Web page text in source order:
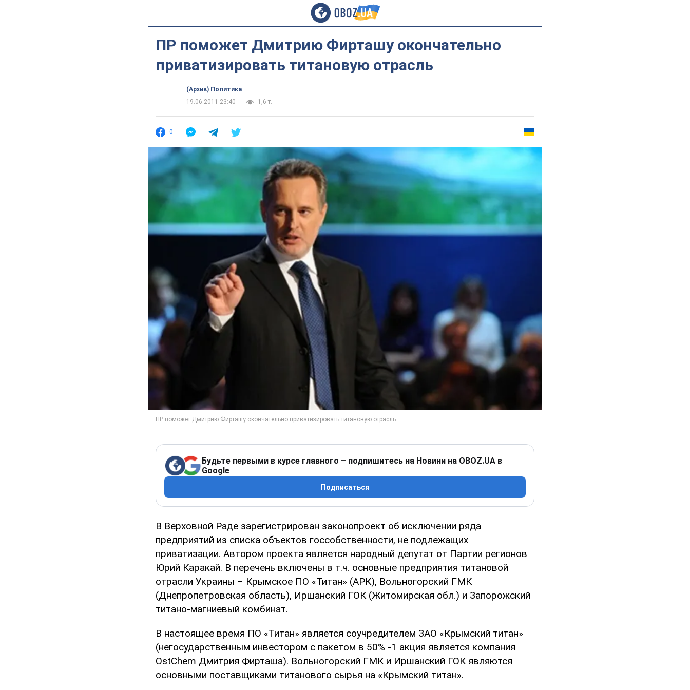
ПР поможет Дмитрию Фирташу окончательно
приватизировать титановую отрасль
(Архив) Политика
19.06.2011 23:40
1,6 т.
0
Будьте первыми в курсе главного – подпишитесь на Новини на OBOZ.UA в
Google
Подписаться
В Верховной Раде зарегистрирован законопроект об исключении ряда
предприятий из списка объектов госсобственности, не подлежащих
приватизации. Автором проекта является народный депутат от Партии регионов
Юрий Каракай. В перечень включены в т.ч. основные предприятия титановой
отрасли Украины – Крымское ПО «Титан» (АРК), Вольногорский ГМК
(Днепропетровская область), Иршанский ГОК (Житомирская обл.) и Запорожский
титано-магниевый комбинат.
В настоящее время ПО «Титан» является соучредителем ЗАО «Крымский титан»
(негосударственным инвестором с пакетом в 50% -1 акция является компания
OstChem Дмитрия Фирташа). Вольногорский ГМК и Иршанский ГОК являются
основными поставщиками титанового сырья на «Крымский титан».